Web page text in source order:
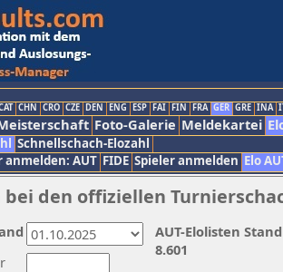
CHN CRO CZE DEN ENG ESP FAI FIN FRA GER GRE INA
Foto-Galerie Meldekartei
Schnellschach-Elozahl
anmelden: AUT FIDE Spieler anmelden Elo
den offiziellen
AUT-Elolisten
8.601